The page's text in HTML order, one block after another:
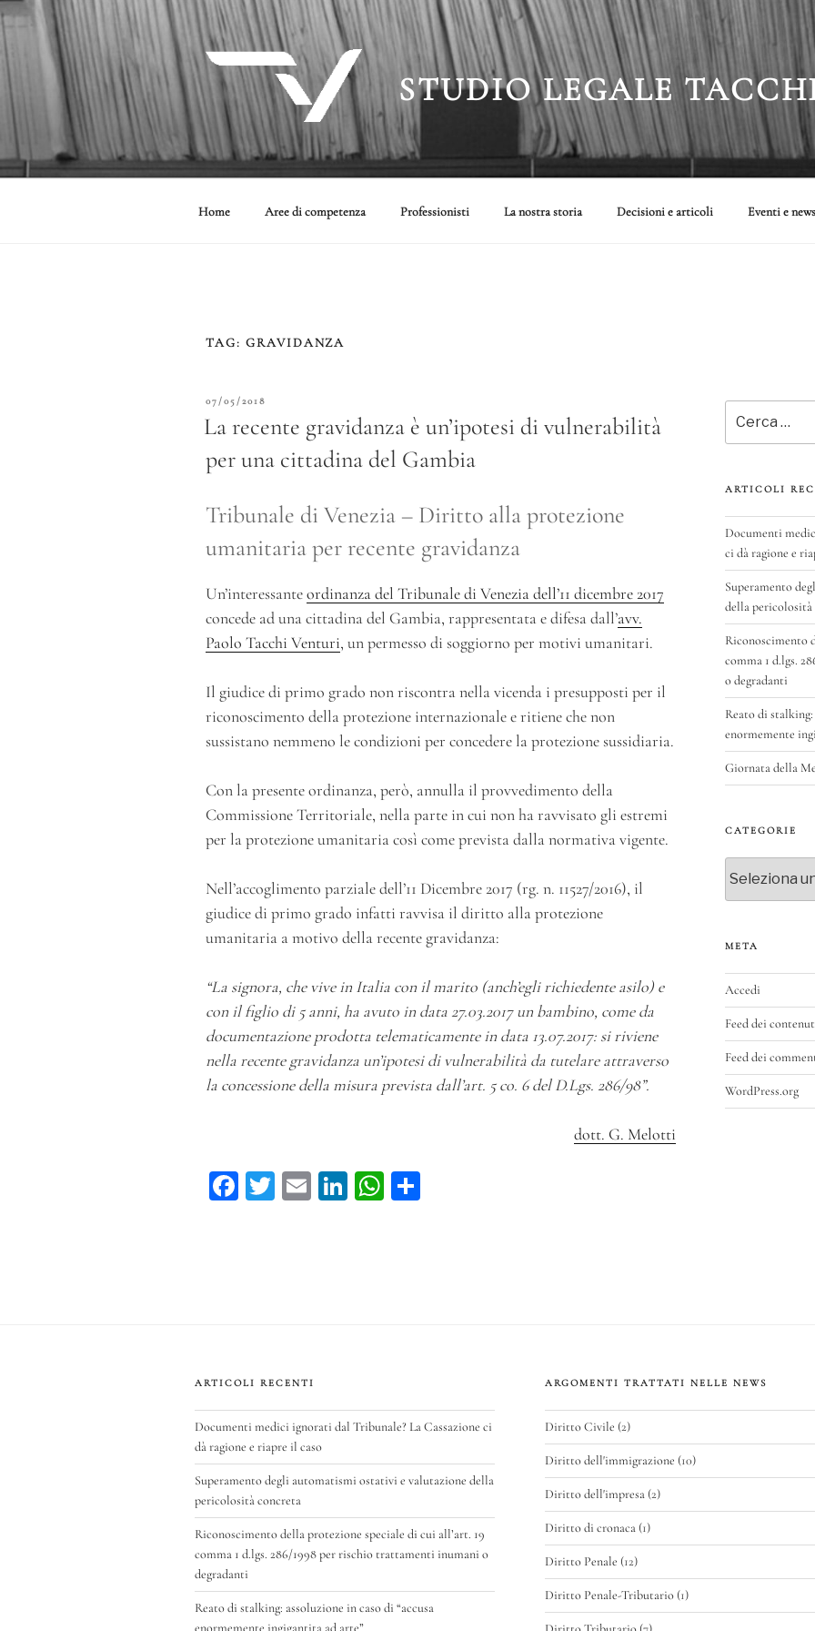
Salta
al
contenuto
STUDIO LEGALE
Home Aree di competenza Professionisti La nostra storia Decisioni e articoli Eventi e news
TAG: GRAVIDANZA
PUBBLICATO
07/05/2018
La recente gravidanza è un’ipotesi di vulnerabilità
per una cittadina del Gambia
Tribunale di Venezia – Diritto alla protezione
umanitaria per recente gravidanza
Un’interessanteordinanza del Tribunale di Venezia dell’11 dicembre 2017
concede ad una cittadina del Gambia, rappresentata e difesa dall’avv.
Paolo Tacchi Venturi, un permesso di soggiorno per motivi umanitari.
Il giudice di primo grado non riscontra nella vicenda i presupposti per il
riconoscimento della protezione internazionale e ritiene che non
sussistano nemmeno le condizioni per concedere la protezione sussidiaria.
Con la presente ordinanza, però, annulla il provvedimento della
Commissione Territoriale, nella parte in cui non ha ravvisato gli estremi
per la protezione umanitaria così come prevista dalla normativa vigente.
Nell’accoglimento parziale dell’11 Dicembre 2017 (rg. n. 11527/2016), il
giudice di primo grado infatti ravvisa il diritto alla protezione
umanitaria a motivo della recente gravidanza:
“La signora, che vive in Italia con il marito (anch’egli richiedente asilo) e
con il figlio di 5 anni, ha avuto in data 27.03.2017 un bambino, come da
documentazione prodotta telematicamente in data 13.07.2017: si riviene
nella recente gravidanza un’ipotesi di vulnerabilità da tutelare attraverso
la concessione della misura prevista dall’art. 5 co. 6 del D.Lgs. 286/98”.
dott. G. Melotti
Fa T
E
Li W
ARTICOLI
Documenti
ci dà ragione e
Superamento
della pericolosità
Riconoscimento
comma 1 d.lgs.
o degradanti
Reato di stalking:
enormemente
Giornata della
CATEGORIE
META
Accedi
Feed dei
Feed dei
WordPress.org
ARTICOLI RECENTI
Documenti medici ignorati dal Tribunale? La Cassazione ci
dà ragione e riapre il caso
Superamento degli automatismi ostativi e valutazione della
pericolosità concreta
Riconoscimento della protezione speciale di cui all’art. 19
comma 1 d.lgs. 286/1998 per rischio trattamenti inumani o
degradanti
Reato di stalking: assoluzione in caso di “accusa
ARGOMENTI TRATTATI NELLE NEWS
Diritto Civile (2)
Diritto dell'immigrazione (10)
Diritto dell'impresa(2)
Diritto di cronaca(1)
Diritto Penale (12)
Diritto Penale-Tributario(1)